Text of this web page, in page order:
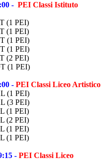
- PEI Classi Istituto
(1 PEI)
(1 PEI)
(1 PEI)
(1 PEI)
(2 PEI)
(1 PEI)
- PEI Classi Liceo Artistico
(1 PEI)
(3 PEI)
(1 PEI)
(2 PEI)
(1 PEI)
(1 PEI)
- PEI Classi Liceo